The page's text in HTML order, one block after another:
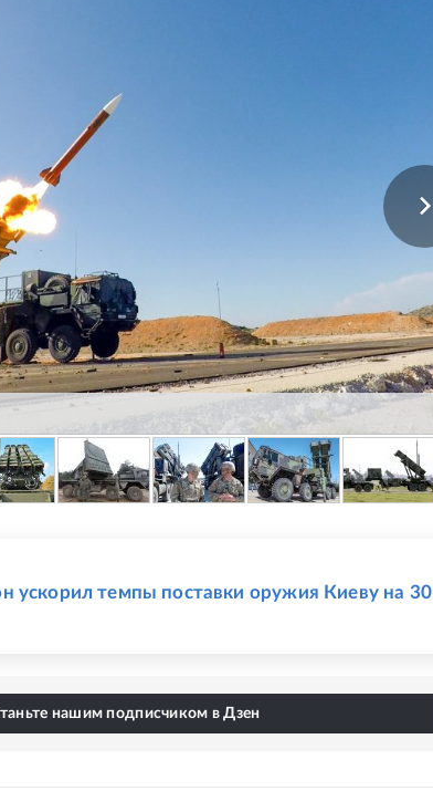
ускорил темпы поставки оружия Киеву на 30
нашим подписчиком в Дзен